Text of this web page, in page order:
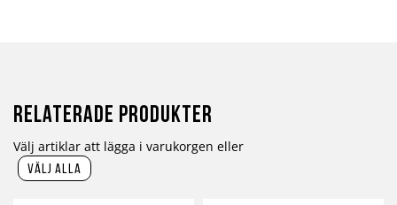
Relaterade produkter
Välj artiklar att lägga i varukorgen eller
välj alla